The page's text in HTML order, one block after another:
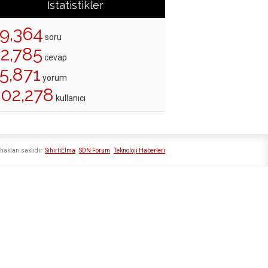
İstatistikler
soru
cevap
yorum
kullanıcı
SihirliElma SDN Forum Teknoloji Haberleri
saklıdır